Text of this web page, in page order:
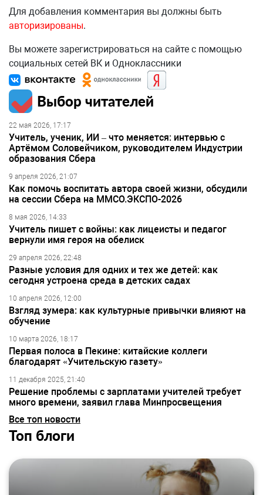
Для добавления комментария вы должны быть
авторизированы.
Вы можете зарегистрироваться на сайте с помощью
социальных сетей ВК и Одноклассники
Выбор читателей
22 мая 2026, 17:17
Учитель, ученик, ИИ – что меняется: интервью с
Артёмом Соловейчиком, руководителем Индустрии
образования Сбера
9 апреля 2026, 21:07
Как помочь воспитать автора своей жизни, обсудили
на сессии Сбера на ММСО.ЭКСПО-2026
8 мая 2026, 14:33
Учитель пишет с войны: как лицеисты и педагог
вернули имя героя на обелиск
29 апреля 2026, 22:48
Разные условия для одних и тех же детей: как
сегодня устроена среда в детских садах
10 апреля 2026, 12:00
Взгляд зумера: как культурные привычки влияют на
обучение
10 марта 2026, 18:17
Первая полоса в Пекине: китайские коллеги
благодарят «Учительскую газету»
11 декабря 2025, 21:40
Решение проблемы с зарплатами учителей требует
много времени, заявил глава Минпросвещения
Все топ новости
Топ блоги